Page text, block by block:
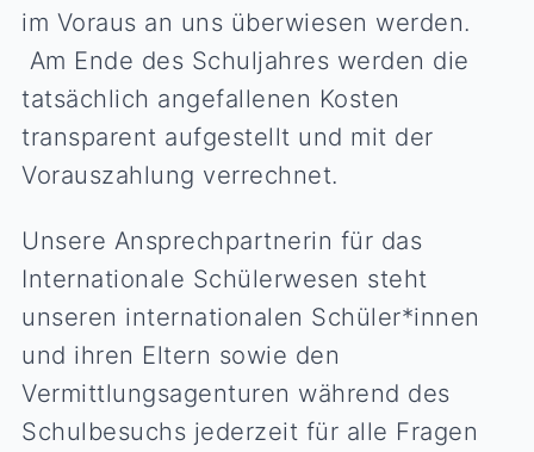
im Voraus an uns überwiesen werden.
Am Ende des Schuljahres werden die
tatsächlich angefallenen Kosten
transparent aufgestellt und mit der
Vorauszahlung verrechnet.
Unsere Ansprechpartnerin für das
Internationale Schülerwesen steht
unseren internationalen Schüler*innen
und ihren Eltern sowie den
Vermittlungsagenturen während des
Schulbesuchs jederzeit für alle Fragen